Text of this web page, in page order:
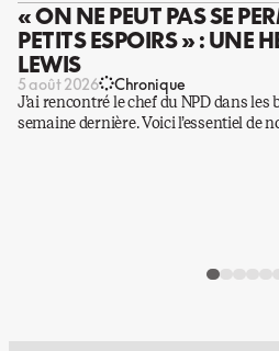
« ON NE PEUT PAS SE
PETITS ESPOIRS » : UNE
LEWIS
5 août 2026 Chronique
J’ai rencontré le chef du NPD dans
semaine dernière. Voici l’essentiel de